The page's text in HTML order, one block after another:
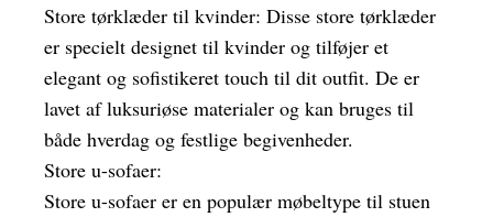
Store tørklæder til kvinder: Disse store tørklæder
er specielt designet til kvinder og tilføjer et
elegant og sofistikeret touch til dit outfit. De er
lavet af luksuriøse materialer og kan bruges til
både hverdag og festlige begivenheder.
Store u-sofaer:
Store u-sofaer er en populær møbeltype til stuen